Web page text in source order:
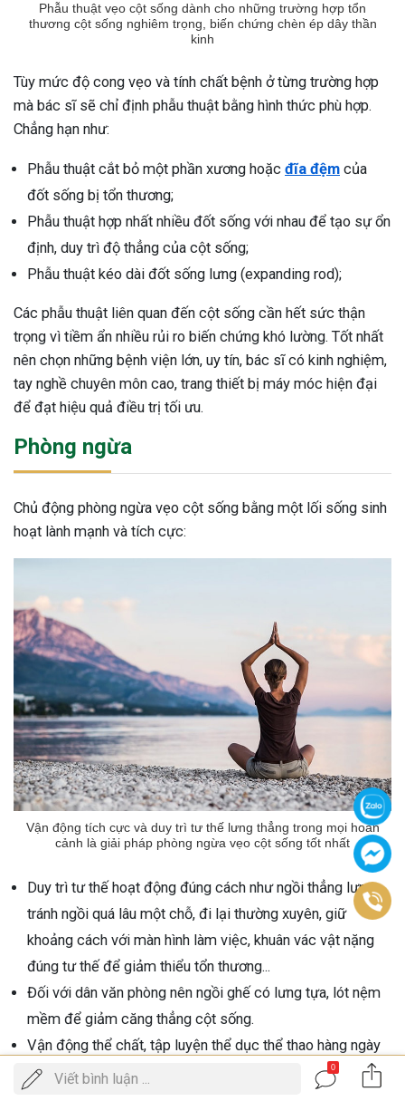
Phẫu thuật vẹo cột sống dành cho những trường hợp tổn
thương cột sống nghiêm trọng, biến chứng chèn ép dây thần
kinh
Tùy mức độ cong vẹo và tính chất bệnh ở từng trường hợp
mà bác sĩ sẽ chỉ định phẫu thuật bằng hình thức phù hợp.
Chẳng hạn như:
Phẫu thuật cắt bỏ một phần xương hoặc đĩa đệm của
đốt sống bị tổn thương;
Phẫu thuật hợp nhất nhiều đốt sống với nhau để tạo sự ổn
định, duy trì độ thẳng của cột sống;
Phẫu thuật kéo dài đốt sống lưng (expanding rod);
Các phẫu thuật liên quan đến cột sống cần hết sức thận
trọng vì tiềm ẩn nhiều rủi ro biến chứng khó lường. Tốt nhất
nên chọn những bệnh viện lớn, uy tín, bác sĩ có kinh nghiệm,
tay nghề chuyên môn cao, trang thiết bị máy móc hiện đại
để đạt hiệu quả điều trị tối ưu.
Phòng ngừa
Chủ động phòng ngừa vẹo cột sống bằng một lối sống sinh
hoạt lành mạnh và tích cực:
Vận động tích cực và duy trì tư thế lưng thẳng trong mọi hoàn
cảnh là giải pháp phòng ngừa vẹo cột sống tốt nhất
Duy trì tư thế hoạt động đúng cách như ngồi thẳng lưng,
tránh ngồi quá lâu một chỗ, đi lại thường xuyên, giữ
khoảng cách với màn hình làm việc, khuân vác vật nặng
đúng tư thế để giảm thiểu tổn thương...
Đối với dân văn phòng nên ngồi ghế có lưng tựa, lót nệm
mềm để giảm căng thẳng cột sống.
Vận động thể chất, tập luyện thể dục thể thao hàng ngày
vừa giúp nâng cao sức khỏe thể trạng vừa ổn định sức
Viết bình luận ...
0
Gọi
ĐẶT LỊCH KHÁM